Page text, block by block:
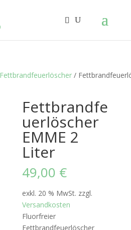
Fettbrandfeuerlöscher/
Fettbrandfe
uerlöscher
EMME 2
Liter
49,00 €
exkl. 20 % MwSt. zzgl.
Versandkosten
Fluorfreier
Fettbrandfeuerlöscher